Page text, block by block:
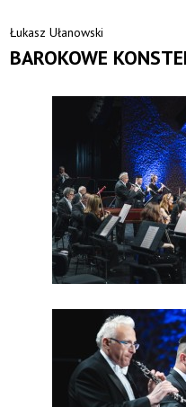
Łukasz Ułanowski
BAROKOWE